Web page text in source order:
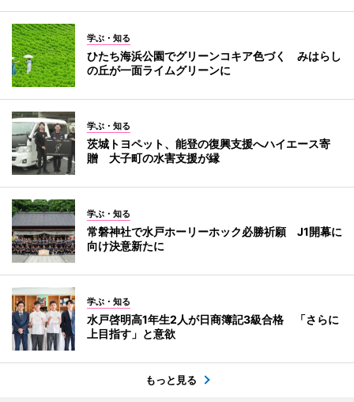
学ぶ・知る
ひたち海浜公園でグリーンコキア色づく みはらし
の丘が一面ライムグリーンに
学ぶ・知る
茨城トヨペット、能登の復興支援へハイエース寄
贈 大子町の水害支援が縁
学ぶ・知る
常磐神社で水戸ホーリーホック必勝祈願 J1開幕に
向け決意新たに
学ぶ・知る
水戸啓明高1年生2人が日商簿記3級合格 「さらに
上目指す」と意欲
もっと見る